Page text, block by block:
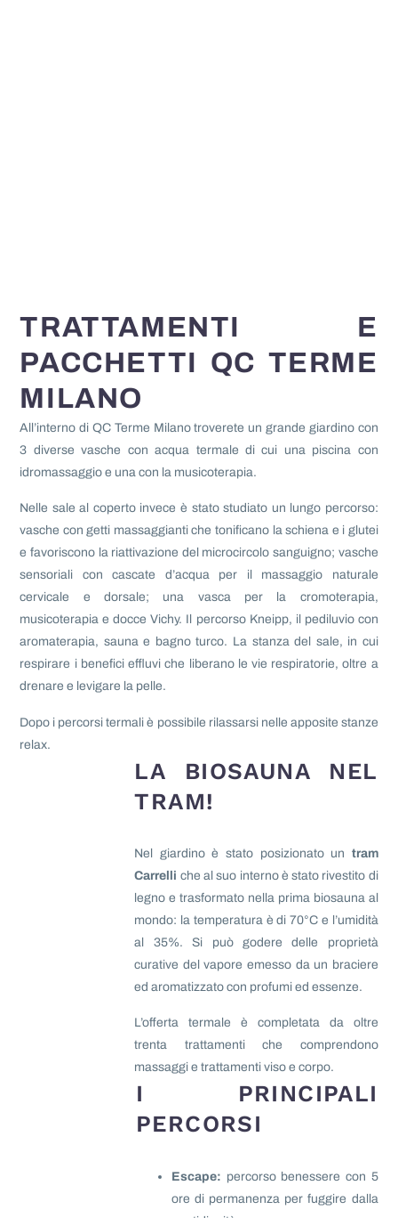
TRATTAMENTI E
PACCHETTI QC TERME
MILANO
All’interno di QC Terme Milano troverete un grande giardino con
3 diverse vasche con acqua termale di cui una piscina con
idromassaggio e una con la musicoterapia.
Nelle sale al coperto invece è stato studiato un lungo percorso:
vasche con getti massaggianti che tonificano la schiena e i glutei
e favoriscono la riattivazione del microcircolo sanguigno; vasche
sensoriali con cascate d’acqua per il massaggio naturale
cervicale e dorsale; una vasca per la cromoterapia,
musicoterapia e docce Vichy. Il percorso Kneipp, il pediluvio con
aromaterapia, sauna e bagno turco. La stanza del sale, in cui
respirare i benefici effluvi che liberano le vie respiratorie, oltre a
drenare e levigare la pelle.
Dopo i percorsi termali è possibile rilassarsi nelle apposite stanze
relax.
LA BIOSAUNA NEL
TRAM!
Nel giardino è stato posizionato un tram
Carrelli che al suo interno è stato rivestito di
legno e trasformato nella prima biosauna al
mondo: la temperatura è di 70°C e l’umidità
al 35%. Si può godere delle proprietà
curative del vapore emesso da un braciere
ed aromatizzato con profumi ed essenze.
L’offerta termale è completata da oltre
trenta trattamenti che comprendono
massaggi e trattamenti viso e corpo.
I PRINCIPALI
PERCORSI
Escape: percorso benessere con 5
ore di permanenza per fuggire dalla